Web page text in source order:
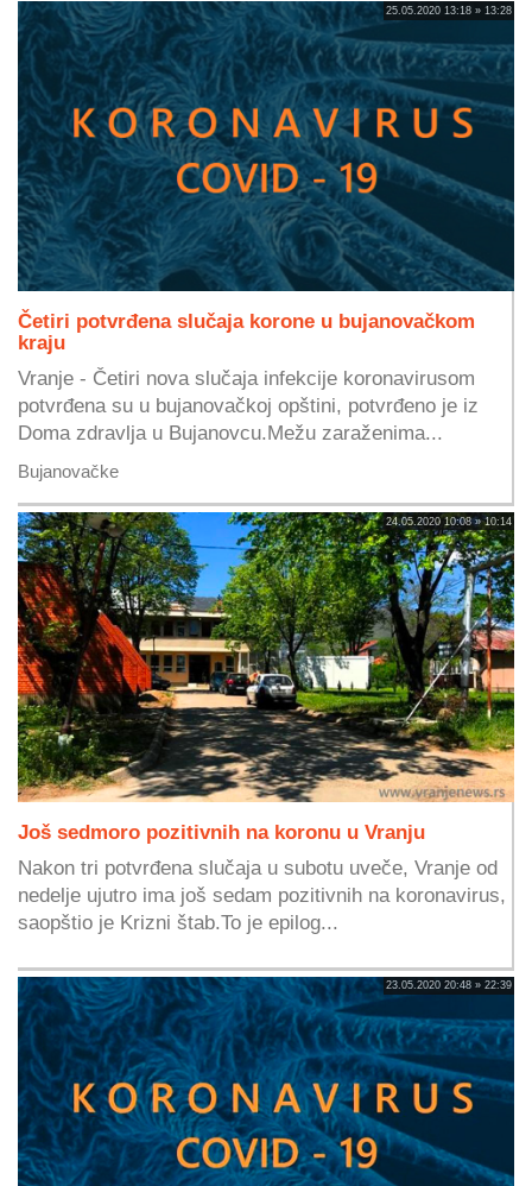
25.05.2020 13:18 » 13:28
Četiri potvrđena slučaja korone u bujanovačkom
kraju
Vranje - Četiri nova slučaja infekcije koronavirusom
potvrđena su u bujanovačkoj opštini, potvrđeno je iz
Doma zdravlja u Bujanovcu.Mežu zaraženima...
Bujanovačke
24.05.2020 10:08 » 10:14
Još sedmoro pozitivnih na koronu u Vranju
Nakon tri potvrđena slučaja u subotu uveče, Vranje od
nedelje ujutro ima još sedam pozitivnih na koronavirus,
saopštio je Krizni štab.To je epilog...
23.05.2020 20:48 » 22:39